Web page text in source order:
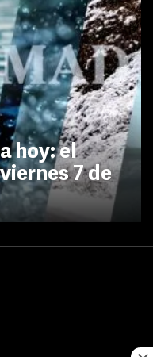
hoy: el
7 de